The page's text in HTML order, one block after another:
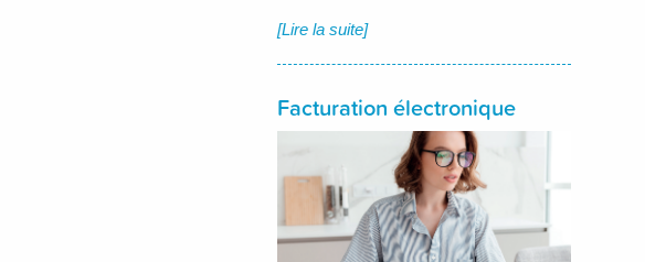
[Lire la suite]
Facturation électronique